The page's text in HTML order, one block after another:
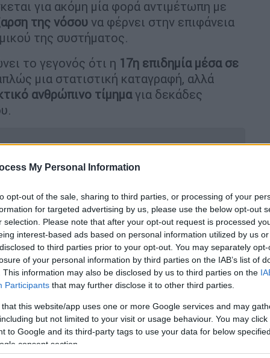
My Personal Information
opt-out of the sale, sharing to third parties, or processing of your
for targeted advertising by us, please use the below opt-out
selection. Please note that after your opt-out request is processed
interest-based ads based on personal information utilized by us
to third parties prior to your opt-out. You may separately
of your personal information by third parties on the IAB’s list of
This information may also be disclosed by us to third parties on the
Participants that may further disclose it to other third parties.
that this website/app uses one or more Google services and may
but not limited to your visit or usage behaviour. You may
to Google and its third-party tags to use your data for below
consent section.
για ακόμη μία φορά αντιμέτωπη με
της νόσου να φέρνει στην επιφάνεια
της συστήματος.
το γεγονός ότι η 17η επιδημία μέσα σε
μια στατιστική καταγραφή, αλλά
ανθρώπινο τίμημαγια δεκάδες
Τραμπ: Η απειλή παγκόσμιας
γονατιστούς ακτιβιστές του
στο Ισραήλ»
του Κονγκό, τοΜουνγκουάλου
πρώτα κρούσματα αυτής της έξαρσης του